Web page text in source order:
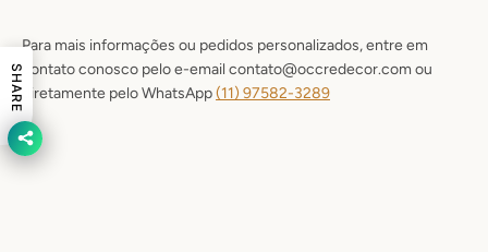
Para mais informações ou pedidos personalizados, entre em
contato conosco pelo e-email contato@occredecor.com ou
diretamente pelo WhatsApp(11) 97582-3289
SHARE